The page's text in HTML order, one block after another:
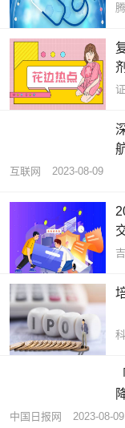
互联网 2023-08-09
中国日报网 2023-08-09